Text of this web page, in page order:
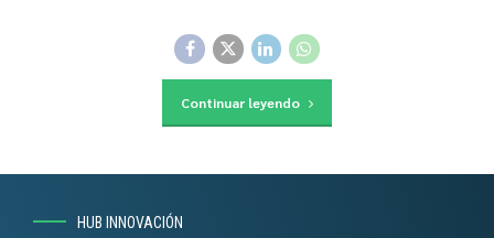
Continuar leyendo
HUB INNOVACIÓN